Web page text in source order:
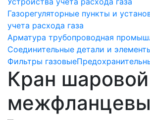
Газорегуляторные пункты и
учета расхода газа
Арматура трубопроводная
Соединительные детали и
Фильтры газовые
Кран шаровой